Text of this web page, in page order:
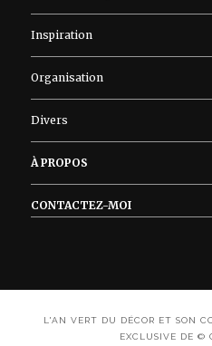
Inspiration
Organisation
Divers
À PROPOS
CONTACTEZ-MOI
L'AN VERT DU DÉCOR ET SON
EXCLUSIVE DE ©